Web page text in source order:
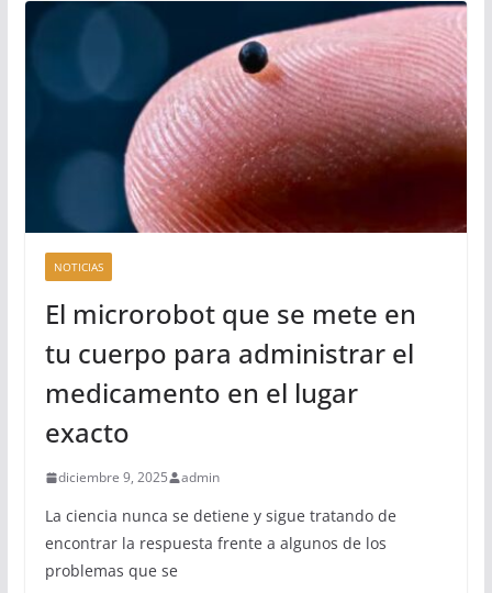
NOTICIAS
El microrobot que se mete en
tu cuerpo para administrar el
medicamento en el lugar
exacto
diciembre 9, 2025 admin
La ciencia nunca se detiene y sigue tratando de
encontrar la respuesta frente a algunos de los
problemas que se